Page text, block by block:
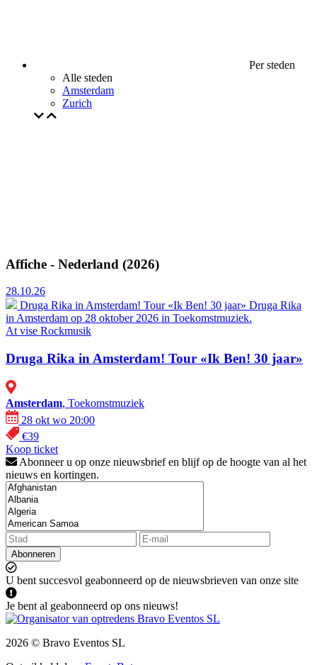
Per steden
Alle steden
Amsterdam
Zurich
Affiche - Nederland (2026)
28.10.26
Druga Rika in Amsterdam! Tour «Ik Ben! 30 jaar» Druga Rika
in Amsterdam op 28 oktober 2026 in Toekomstmuziek.
At vise Rockmusik
Druga Rika in Amsterdam! Tour «Ik Ben! 30 jaar»
Amsterdam, Toekomstmuziek
28 okt wo 20:00
€39
Koop ticket
Abonneer u op onze nieuwsbrief en blijf op de hoogte van al het
nieuws en kortingen.
Abonneren
U bent succesvol geabonneerd op de nieuwsbrieven van onze site
Je bent al geabonneerd op ons nieuws!
2026 © Bravo Eventos SL